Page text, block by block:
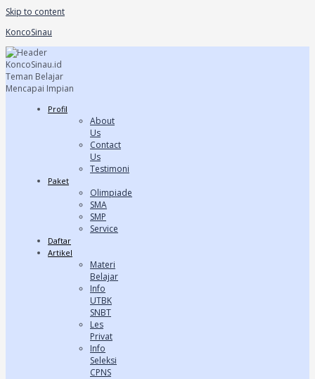
Skip to content
KoncoSinau
Profil
About
Us
Contact
Us
Testimoni
Paket
Olimpiade
SMA
SMP
Service
Daftar
Artikel
Materi
Belajar
Info
UTBK
SNBT
Les
Privat
Info
Seleksi
CPNS